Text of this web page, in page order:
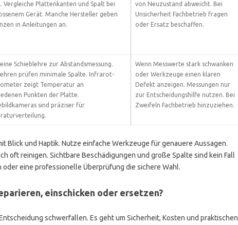
Vergleiche Plattenkanten und Spalt bei
Gerät. Manche Hersteller geben
in Anleitungen an.
von Neuzustand abweicht. Bei
Unsicherheit Fachbetrieb fragen
oder Ersatz beschaffen.
Schieblehre zur Abstandsmessung.
prüfen minimale Spalte. Infrarot-
zeigt Temperatur an
Punkten der Platte.
sind präziser für
Wenn Messwerte stark schwanken
oder Werkzeuge einen klaren
Defekt anzeigen. Messungen nur
zur Entscheidungshilfe nutzen. Bei
Zweifeln Fachbetrieb hinzuziehen.
Blick und Haptik. Nutze einfache Werkzeuge für genauere Aussagen.
oft reinigen. Sichtbare Beschädigungen und große Spalte sind kein Fall
oder eine professionelle Überprüfung die sichere Wahl.
einschicken oder ersetzen?
schwerfallen. Es geht um Sicherheit, Kosten und praktischen